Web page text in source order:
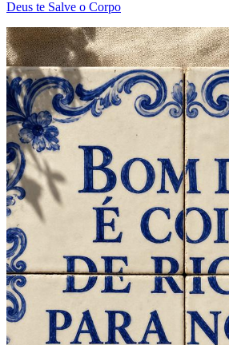
Deus te Salve o Corpo